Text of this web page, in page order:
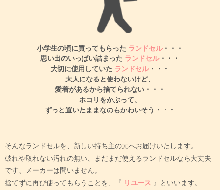
小学生の頃に買ってもらった ランドセル・・・
思い出のいっぱい詰まった ランドセル・・・
大切に使用していた ランドセル・・・
大人になると使わないけど、
愛着があるから捨てられない・・・
ホコリをかぶって、
ずっと置いたままなのもかわいそう・・・
そんなランドセルを、新しい持ち主の元へお届けいたします。
破れや取れない汚れの無い、まだまだ使えるランドセルなら大丈夫
です、メーカーは問いません。
捨てずに再び使ってもらうことを、『 リユース 』といいます。